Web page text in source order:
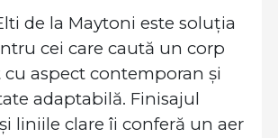
de la Maytoni este soluția
cei care caută un corp
aspect contemporan și
adaptabilă. Finisajul
liniile clare îi conferă un aer